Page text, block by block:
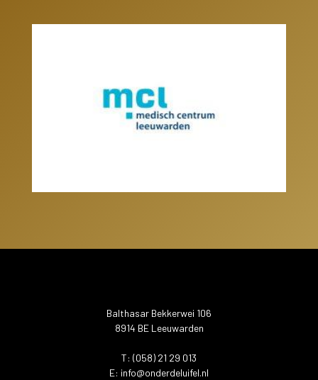
Balthasar Bekkerwei 106
8914 BE Leeuwarden
T: (058) 21 29 013
E: info@onderdeluifel.nl